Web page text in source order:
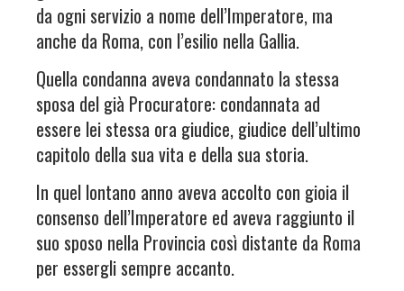
da ogni servizio a nome dell’Imperatore, ma
anche da Roma, con l’esilio nella Gallia.
Quella condanna aveva condannato la stessa
sposa del già Procuratore: condannata ad
essere lei stessa ora giudice, giudice dell’ultimo
capitolo della sua vita e della sua storia.
In quel lontano anno aveva accolto con gioia il
consenso dell’Imperatore ed aveva raggiunto il
suo sposo nella Provincia così distante da Roma
per essergli sempre accanto.